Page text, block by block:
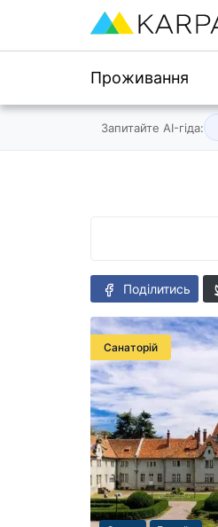
Проживання
Запитайте AI-гіда:
Поділитись
Санаторій